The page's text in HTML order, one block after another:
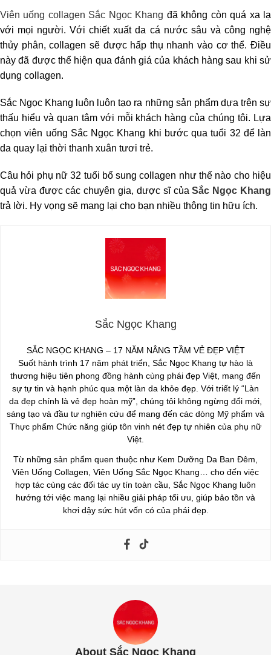
Viên uống collagen Sắc Ngọc Khang đã không còn quá xa lạ
với mọi người. Với chiết xuất da cá nước sâu và công nghệ
thủy phân, collagen sẽ được hấp thụ nhanh vào cơ thể. Điều
này đã được thể hiện qua đánh giá của khách hàng sau khi sử
dụng collagen.
Sắc Ngọc Khang luôn luôn tạo ra những sản phẩm dựa trên sự
thấu hiểu và quan tâm với mỗi khách hàng của chúng tôi. Lựa
chọn viên uống Sắc Ngọc Khang khi bước qua tuổi 32 để làn
da quay lại thời thanh xuân tươi trẻ.
Câu hỏi phụ nữ 32 tuổi bổ sung collagen như thế nào cho hiệu
quả vừa được các chuyên gia, dược sĩ củaSắc Ngọc Khang
trả lời. Hy vọng sẽ mang lại cho bạn nhiều thông tin hữu ích.
Sắc Ngọc Khang
SẮC NGỌC KHANG – 17 NĂM NÂNG TẦM VẺ ĐẸP VIỆT
Suốt hành trình 17 năm phát triển, Sắc Ngọc Khang tự hào là
thương hiệu tiên phong đồng hành cùng phái đẹp Việt, mang đến
sự tự tin và hạnh phúc qua một làn da khỏe đẹp. Với triết lý “Làn
da đẹp chính là vẻ đẹp hoàn mỹ”, chúng tôi không ngừng đổi mới,
sáng tạo và đầu tư nghiên cứu để mang đến các dòng Mỹ phẩm và
Thực phẩm Chức năng giúp tôn vinh nét đẹp tự nhiên của phụ nữ
Việt.
Từ những sản phẩm quen thuộc như Kem Dưỡng Da Ban Đêm,
Viên Uống Collagen, Viên Uống Sắc Ngọc Khang… cho đến việc
hợp tác cùng các đối tác uy tín toàn cầu, Sắc Ngọc Khang luôn
hướng tới việc mang lại nhiều giải pháp tối ưu, giúp bảo tồn và
khơi dậy sức hút vốn có của phái đẹp.
About Sắc Ngọc Khang